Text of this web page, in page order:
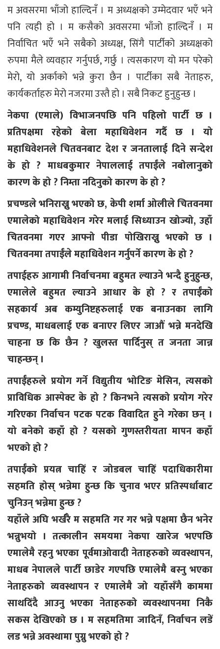
म अवसरमा भाँजो हाल्दिनँ । म अध्यक्षको उम्मेदवार भएँ भने
पनि त्यही हो । म कसैको अवसरमा भाँजो हाल्दिनँ । म
निर्वाचित भएँ भने सबैको अध्यक्ष, सिंगै पार्टीको अध्यक्षको
रुपमा मैले व्यवहार गर्नुपर्छ, गर्छु । त्यसकारण यो मन परेको
मेरो, यो अर्काको भन्ने कुरा छैन । पार्टीका सबै नेताहरु,
कार्यकर्ताहरु मेरो नजरमा उस्तै हो । सबै निकट हुनुहुन्छ ।
नेकपा (एमाले) विभाजनपछि पनि पहिलो पार्टी छ ।
प्रतिपक्षमा रहेको बेला महाधिवेशन गर्दै छ । यो
महाधिवेशनले चितवनबाट देश र जनतालाई दिने सन्देश
के हो ? माधबकुमार नेपाललाई तपाईंले नबोलानुको
कारण के हो ? निम्ता नदिनुको कारण के हो ?
प्रचण्डले भनिराख्नु भएको छ, केपी शर्मा ओलीले चितवनमा
एमालेको महाधिवेशन गरेर मलाई सिध्याउन खोज्यो, उहाँ
चितवनमा गएर आफ्नो पीडा पोखिराख्नु भएको छ ।
चितवनमा तपाईंले महाधिवेशन गर्नुपर्ने कारण के हो ?
तपाईहरु आगामी निर्वाचनमा बहुमत ल्याउने भन्दै हुनुहुन्छ,
एमालेले बहुमत ल्याउने आधार के हो ? र तपाईंको
सहकार्य अब कम्युनिष्टहरुलाई एक बनाउनका लागि
प्रचण्ड, माधबलाई एक बनाएर लिएर जाऔं भन्ने मनदेखि
चाहना छ कि छैन ? खुलस्त पार्दिनुस् त जनता जान्न
चाहन्छन् ।
तपाईंहरुले प्रयोग गर्ने विद्युतीय भोटिङ मेसिन, त्यसको
प्राविधिक आस्पेक्ट के हो ? किनभने त्यसको प्रयोग गरेर
गरिएका निर्वाचन पटक पटक विवादित हुने गरेका छन् ।
यो बनेको कहाँ हो ? यसको गुणस्तरीयता मापन कहाँ
भएको हो ?
तपाईंको प्रयत्न चाहिँ र जोडबल चाहिँ पदाधिकारीमा
सहमति होस् भन्नेमा हुन्छ कि चुनाव भएर प्रतिस्पर्धाबाट
चुनिउन् भन्नेमा हुन्छ ?
यहाँले अघि भर्खरै म सहमति गर गर भन्ने पक्षमा छैन भनेर
भन्नुभयो । तत्कालीन समयमा नेकपा खारेज भएपछि
एमालेमै रहनु भएका पूर्वमाओवादी नेताहरुको व्यवस्थापन,
माधब नेपालले पार्टी छाडेर गएपछि एमालेमै बस्नु भएका
नेताहरुको व्यवस्थापन र एमालेमै जो यहाँसँगै काममा
साथदिँदै आउनु भएका नेताहरुको व्यवस्थापनमा निकै
सकस देखिएको छ । म सहमतिमा जादिनँ, निर्वाचन लडें
लड भन्ने अवस्थामा पुग्नु भएको हो ?